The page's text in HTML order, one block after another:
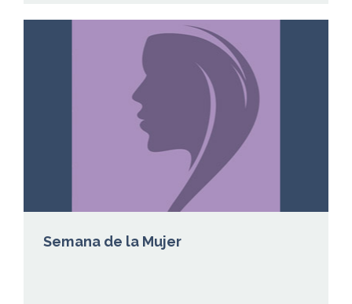
Semana de la Mujer